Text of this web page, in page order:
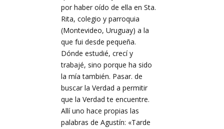
por haber oído de ella en Sta.
Rita, colegio y parroquia
(Montevideo, Uruguay) a la
que fui desde pequeña.
Dónde estudié, crecí y
trabajé, sino porque ha sido
la mía también. Pasar. de
buscar la Verdad a permitir
que la Verdad te encuentre.
Allí uno hace propias las
palabras de Agustín: «Tarde